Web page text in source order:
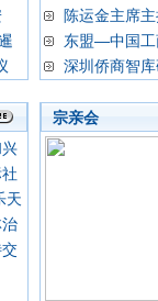
陈运金主席
东盟—中国工
深圳侨商智
天
宗亲会